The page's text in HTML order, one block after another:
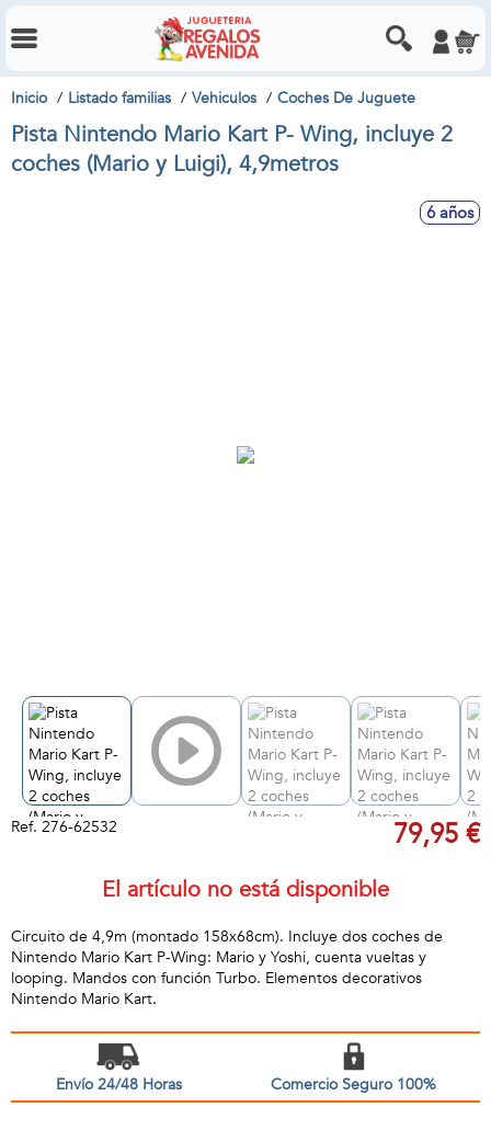
Inicio Listado familias Vehiculos Coches De Juguete
Pista Nintendo Mario Kart P- Wing, incluye 2
coches (Mario y Luigi), 4,9metros
6 años
Ref. 276-62532 79,95 €
El artículo no está disponible
Circuito de 4,9m (montado 158x68cm). Incluye dos coches de
Nintendo Mario Kart P-Wing: Mario y Yoshi, cuenta vueltas y
looping. Mandos con función Turbo. Elementos decorativos
Nintendo Mario Kart.
Envío 24/48 Horas Comercio Seguro 100%